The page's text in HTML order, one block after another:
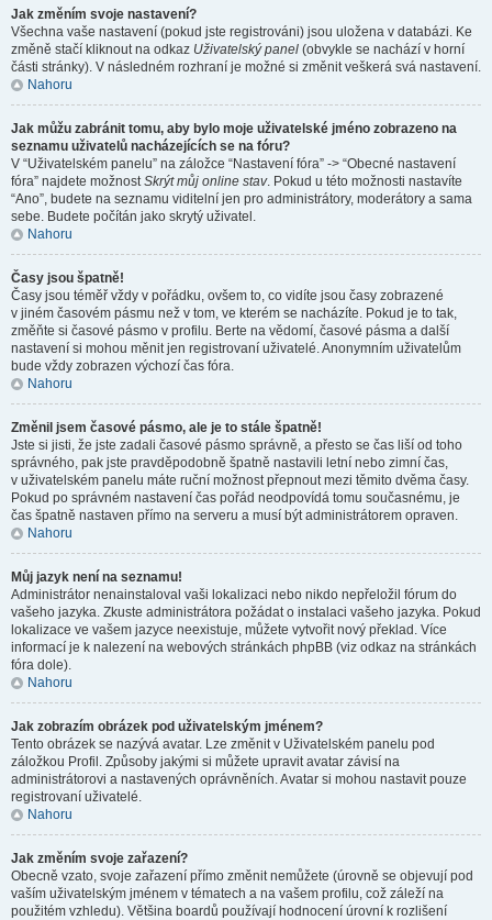
Jak změním svoje nastavení?
Všechna vaše nastavení (pokud jste registrováni) jsou uložena v databázi. Ke
změně stačí kliknout na odkaz Uživatelský panel (obvykle se nachází v horní
části stránky). V následném rozhraní je možné si změnit veškerá svá nastavení.
Nahoru
Jak můžu zabránit tomu, aby bylo moje uživatelské jméno zobrazeno na
seznamu uživatelů nacházejících se na fóru?
V “Uživatelském panelu” na záložce “Nastavení fóra” -> “Obecné nastavení
fóra” najdete možnostSkrýt můj online stav. Pokud u této možnosti nastavíte
“Ano”, budete na seznamu viditelní jen pro administrátory, moderátory a sama
sebe. Budete počítán jako skrytý uživatel.
Nahoru
Časy jsou špatně!
Časy jsou téměř vždy v pořádku, ovšem to, co vidíte jsou časy zobrazené
v jiném časovém pásmu než v tom, ve kterém se nacházíte. Pokud je to tak,
změňte si časové pásmo v profilu. Berte na vědomí, časové pásma a další
nastavení si mohou měnit jen registrovaní uživatelé. Anonymním uživatelům
bude vždy zobrazen výchozí čas fóra.
Nahoru
Změnil jsem časové pásmo, ale je to stále špatně!
Jste si jisti, že jste zadali časové pásmo správně, a přesto se čas liší od toho
správného, pak jste pravděpodobně špatně nastavili letní nebo zimní čas,
v uživatelském panelu máte ruční možnost přepnout mezi těmito dvěma časy.
Pokud po správném nastavení čas pořád neodpovídá tomu současnému, je
čas špatně nastaven přímo na serveru a musí být administrátorem opraven.
Nahoru
Můj jazyk není na seznamu!
Administrátor nenainstaloval vaši lokalizaci nebo nikdo nepřeložil fórum do
vašeho jazyka. Zkuste administrátora požádat o instalaci vašeho jazyka. Pokud
lokalizace ve vašem jazyce neexistuje, můžete vytvořit nový překlad. Více
informací je k nalezení na webových stránkách phpBB (viz odkaz na stránkách
fóra dole).
Nahoru
Jak zobrazím obrázek pod uživatelským jménem?
Tento obrázek se nazývá avatar. Lze změnit v Uživatelském panelu pod
záložkou Profil. Způsoby jakými si můžete upravit avatar závisí na
administrátorovi a nastavených oprávněních. Avatar si mohou nastavit pouze
registrovaní uživatelé.
Nahoru
Jak změním svoje zařazení?
Obecně vzato, svoje zařazení přímo změnit nemůžete (úrovně se objevují pod
vaším uživatelským jménem v tématech a na vašem profilu, což záleží na
použitém vzhledu). Většina boardů používají hodnocení úrovní k rozlišení